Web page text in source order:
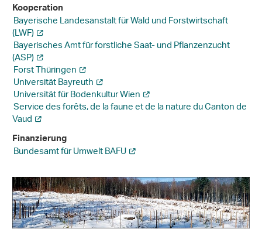
Kooperation
Bayerische Landesanstalt für Wald und Forstwirtschaft
(LWF)
Bayerisches Amt für forstliche Saat- und Pflanzenzucht
(ASP)
Forst Thüringen
Universität Bayreuth
Universität für Bodenkultur Wien
Service des forêts, de la faune et de la nature du Canton de
Vaud
Finanzierung
Bundesamt für Umwelt BAFU